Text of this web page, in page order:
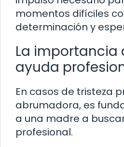
momentos difíciles
determinación y
La importancia
ayuda
En casos de tristeza
abrumadora, es
a una madre a
profesional.